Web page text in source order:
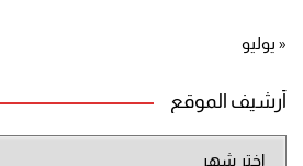
« يوليو
أرشيف الموقع